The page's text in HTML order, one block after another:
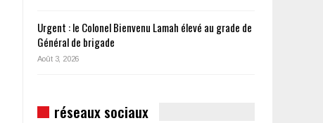
Urgent : le Colonel Bienvenu Lamah élevé au grade de
Général de brigade
Août 3, 2026
réseaux sociaux